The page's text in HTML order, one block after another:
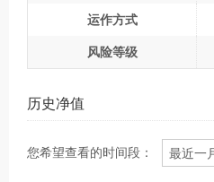
运作方式
风险等级
历史净值
您希望查看的时间段：